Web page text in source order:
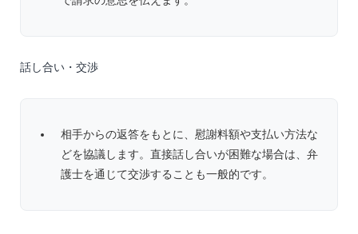
話し合い・交渉
相手からの返答をもとに、慰謝料額や支払い方法な
どを協議します。直接話し合いが困難な場合は、弁
護士を通じて交渉することも一般的です。